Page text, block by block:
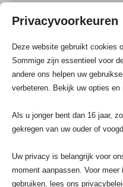
Meest gestelde
1. Hoe sluit je
een sauna of
je jacuzzi of sauna?
het aansluiten van
Privacyvoorkeuren
Deze website gebruikt cookies
Sommige zijn essentieel voor
andere ons helpen uw
verbeteren. Bekijk uw opties en
Als u jonger bent dan 16 jaar,
gekregen van uw ouder of
Uw privacy is belangrijk voor
moment aanpassen. Voor
gebruiken, lees ons